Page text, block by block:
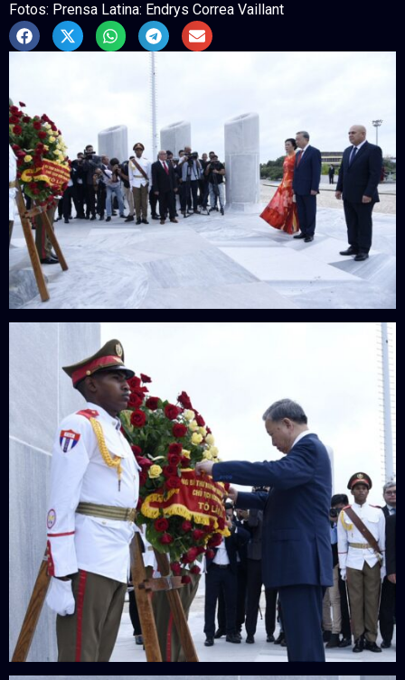
Fotos: Prensa Latina: Endrys Correa Vaillant